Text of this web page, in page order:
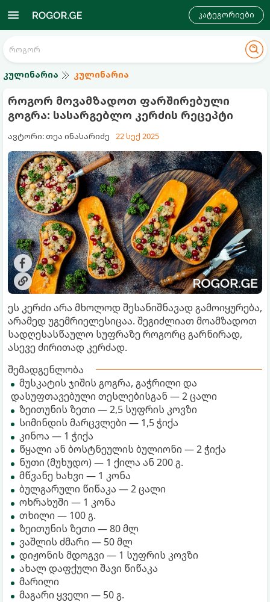
კატეგორიები
კულინარია კულინარია
როგორ მოვამზადოთ ფარშირებული
გოგრა: სასარგებლო კერძის რეცეპტი
ავტორი: თეა ინასარიძე 22 სექ 2025
ეს კერძი არა მხოლოდ შესანიშნავად გამოიყურება,
არამედ უგემრიელესიცაა. შეგიძლიათ მოამზადოთ
სადღესასწაულო სუფრაზე როგორც გარნირად,
ასევე ძირითად კერძად.
შემადგენლობა
მუსკატის ჯიშის გოგრა, გაჭრილი და
დასუფთავებული თესლებისგან — 2 ცალი
ზეითუნის ზეთი — 2,5 სუფრის კოვზი
სიმინდის მარცვლები — 1,5 ჭიქა
კინოა — 1 ჭიქა
წყალი ან ბოსტნეულის ბულიონი — 2 ჭიქა
ნუთი (მუხუდო) — 1 ქილა ან 200 გ.
მწვანე ხახვი — 1 კონა
ბულგარული წიწაკა — 2 ცალი
ოხრახუში — 1 კონა
თხილი — 100 გ.
ზეითუნის ზეთი — 80 მლ
ვაშლის ძმარი — 50 მლ
დიჟონის მდოგვი — 1 სუფრის კოვზი
ახალ დაფქული შავი წიწაკა
მარილი
მაგარი ყველი — 50 გ.